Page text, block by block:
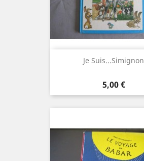
Je Suis...Simignon
Prix
5,00 €